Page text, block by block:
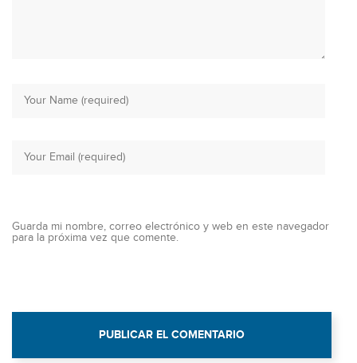
Guarda mi nombre, correo electrónico y web en este navegador
para la próxima vez que comente.